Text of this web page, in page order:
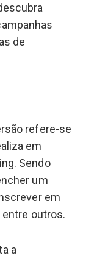
de
refere-se
em
Sendo
um
em
entre outros.
a